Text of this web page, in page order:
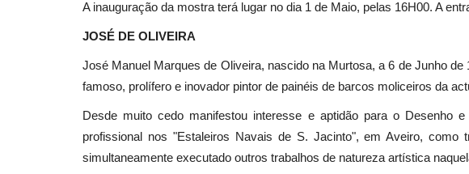
A inauguração da mostra terá lugar no dia 1 de Maio, pelas 16H00. A
JOSÉ DE OLIVEIRA
José Manuel Marques de Oliveira, nascido na Murtosa, a 6 de Junho
famoso, prolífero e inovador pintor de painéis de barcos moliceiros da
Desde muito cedo manifestou interesse e aptidão para o Desenho
profissional nos "Estaleiros Navais de S. Jacinto", em Aveiro, como
simultaneamente executado outros trabalhos de natureza artística